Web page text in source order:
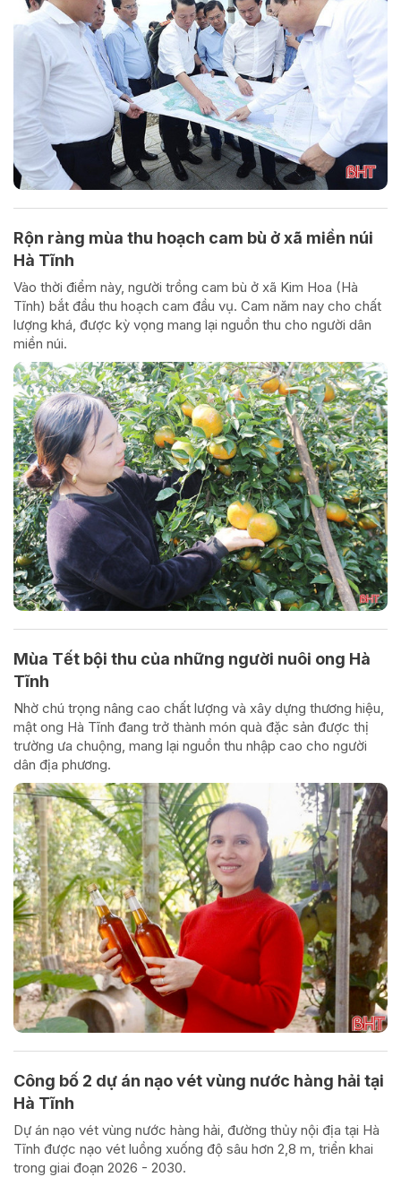
Rộn ràng mùa thu hoạch cam bù ở xã miền núi
Hà Tĩnh
Vào thời điểm này, người trồng cam bù ở xã Kim Hoa (Hà
Tĩnh) bắt đầu thu hoạch cam đầu vụ. Cam năm nay cho chất
lượng khá, được kỳ vọng mang lại nguồn thu cho người dân
miền núi.
Mùa Tết bội thu của những người nuôi ong Hà
Tĩnh
Nhờ chú trọng nâng cao chất lượng và xây dựng thương hiệu,
mật ong Hà Tĩnh đang trở thành món quà đặc sản được thị
trường ưa chuộng, mang lại nguồn thu nhập cao cho người
dân địa phương.
Công bố 2 dự án nạo vét vùng nước hàng hải tại
Hà Tĩnh
Dự án nạo vét vùng nước hàng hải, đường thủy nội địa tại Hà
Tĩnh được nạo vét luồng xuống độ sâu hơn 2,8 m, triển khai
trong giai đoạn 2026 - 2030.